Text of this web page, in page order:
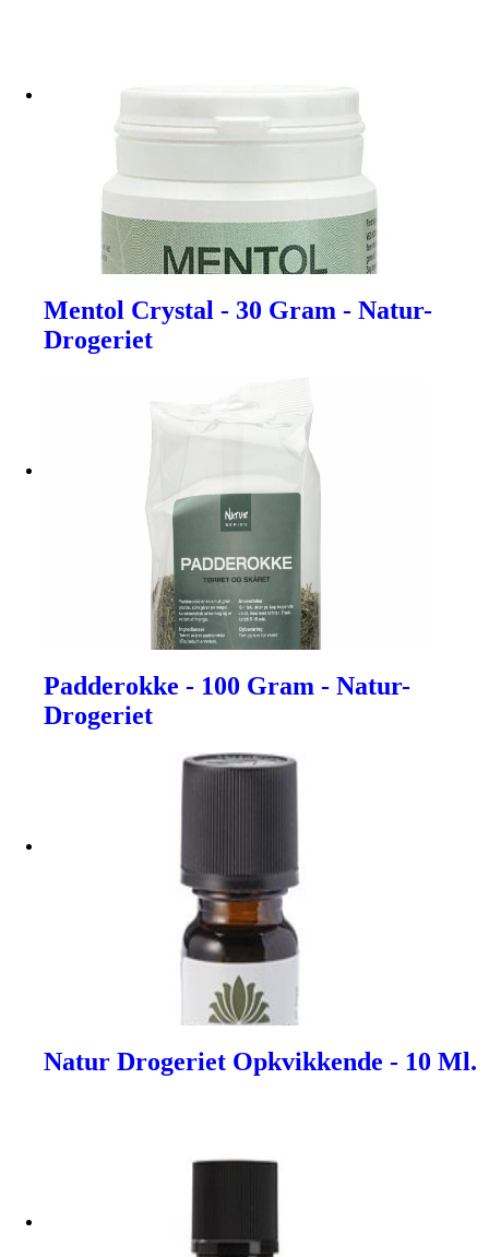
Mentol Crystal - 30 Gram - Natur-
Drogeriet
Padderokke - 100 Gram - Natur-
Drogeriet
Natur Drogeriet Opkvikkende - 10 Ml.